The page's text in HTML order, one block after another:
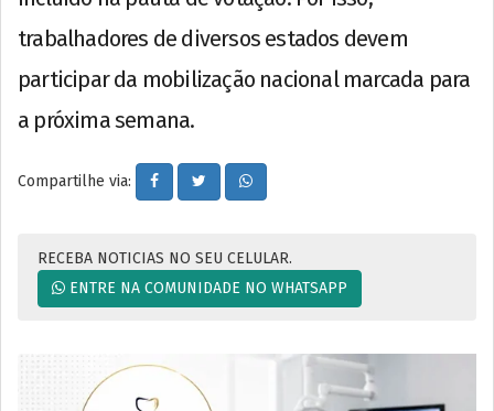
trabalhadores de diversos estados devem
participar da mobilização nacional marcada para
a próxima semana.
Compartilhe via:
RECEBA NOTICIAS NO SEU CELULAR.
ENTRE NA COMUNIDADE NO WHATSAPP